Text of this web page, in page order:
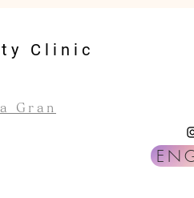
Clinic
Gran